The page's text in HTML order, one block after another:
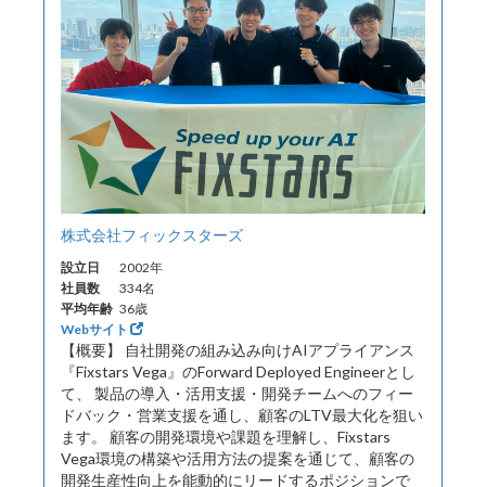
株式会社フィックスターズ
設立日
2002年
社員数
334名
平均年齢 36歳
Webサイト
【概要】 自社開発の組み込み向けAIアプライアンス
『Fixstars Vega』のForward Deployed Engineerとし
て、 製品の導入・活用支援・開発チームへのフィー
ドバック・営業支援を通し、顧客のLTV最大化を狙い
ます。 顧客の開発環境や課題を理解し、Fixstars
Vega環境の構築や活用方法の提案を通じて、顧客の
開発生産性向上を能動的にリードするポジションで